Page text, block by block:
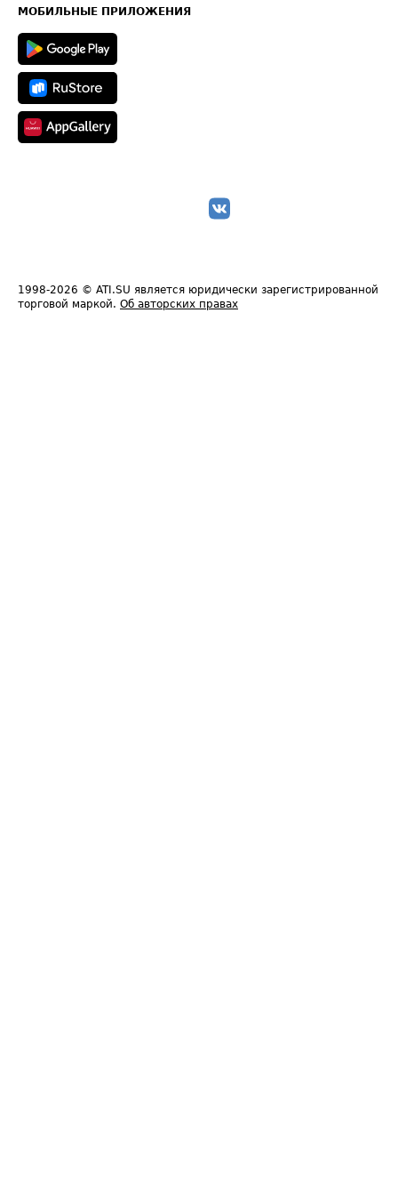
Техническая информация
МОБИЛЬНЫЕ ПРИЛОЖЕНИЯ
1998-2026 © ATI.SU является юридически зарегистрированной
торговой маркой. Об авторских правах